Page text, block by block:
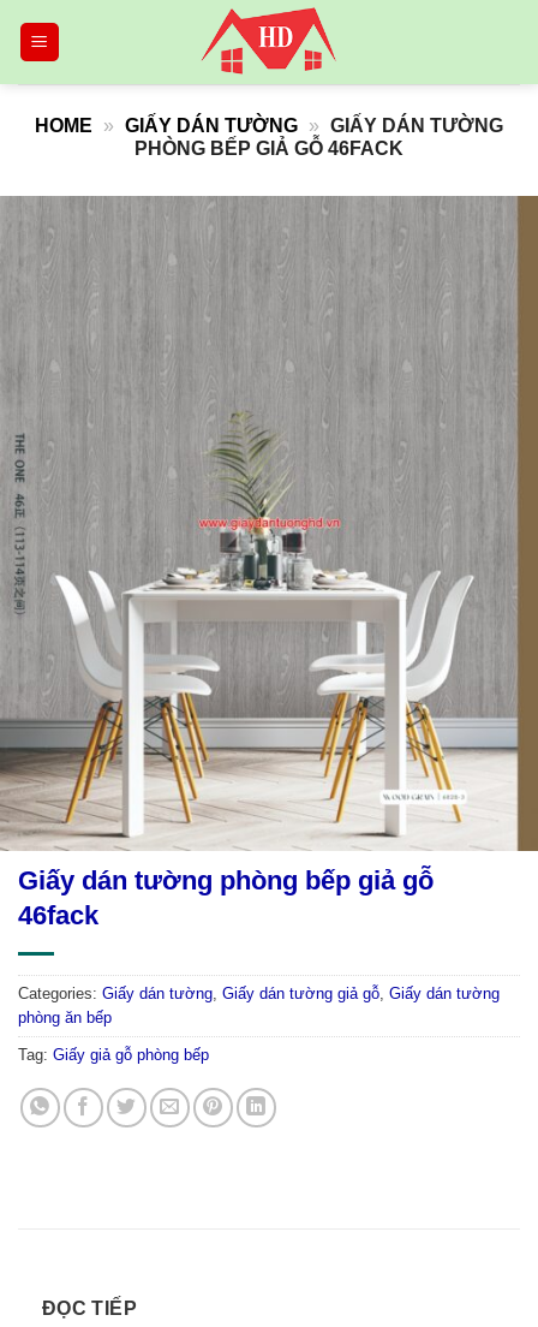
HOME » GIẤY DÁN TƯỜNG » GIẤY DÁN TƯỜNG
PHÒNG BẾP GIẢ GỖ 46FACK
Giấy dán tường phòng bếp giả gỗ
46fack
Categories: Giấy dán tường Giấy dán tường giả gỗ Giấy dán tường
phòng ăn bếp
Tag: Giấy giả gỗ phòng bếp
ĐỌC TIẾP